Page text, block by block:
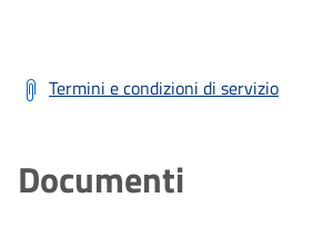
Termini e condizioni di servizio
Documenti